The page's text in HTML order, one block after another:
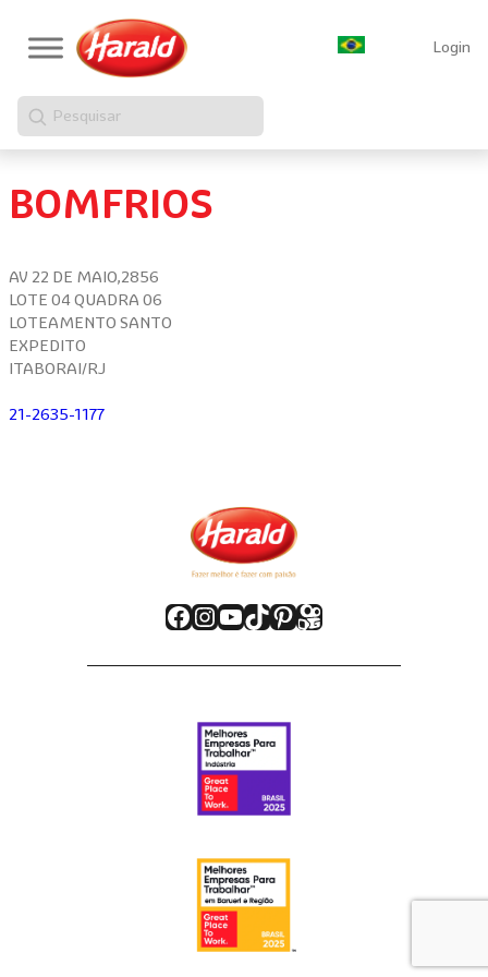
Login
Pesquisar
BOMFRIOS
AV 22 DE MAIO,2856
LOTE 04 QUADRA 06
LOTEAMENTO SANTO
EXPEDITO
ITABORAI/RJ
21-2635-1177
Facebook
Instagram
Youtube
TikTok
Pinterest
Kwai